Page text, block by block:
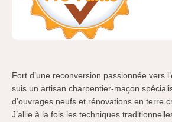
Fort d’une reconversion passionnée vers
suis un artisan charpentier-maçon
d’ouvrages neufs et rénovations en terre
J’allie à la fois les techniques